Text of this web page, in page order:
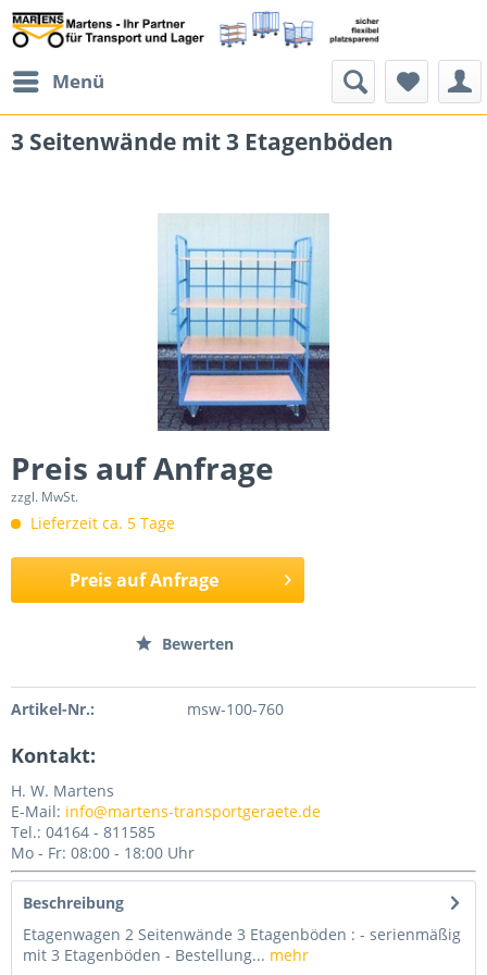
Menü
3 Seitenwände mit 3 Etagenböden
Preis auf Anfrage
zzgl. MwSt.
Lieferzeit ca. 5 Tage
Preis auf Anfrage
Bewerten
Artikel-Nr.: msw-100-760
Kontakt:
H. W. Martens
E-Mail: info@martens-transportgeraete.de
Tel.: 04164 - 811585
Mo - Fr: 08:00 - 18:00 Uhr
Beschreibung
Etagenwagen 2 Seitenwände 3 Etagenböden : - serienmäßig
mit 3 Etagenböden - Bestellung... mehr